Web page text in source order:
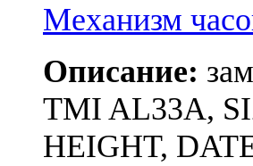
Механизм
Описание:
TMI AL33A,
HEIGHT,